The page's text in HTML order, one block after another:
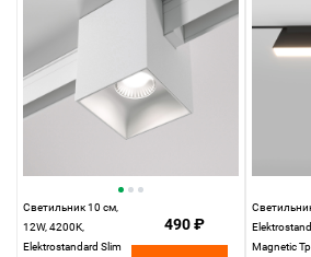
Светильник 10 см,
12W, 4200K,
Elektrostandard Slim
490 ₽
Magnetic